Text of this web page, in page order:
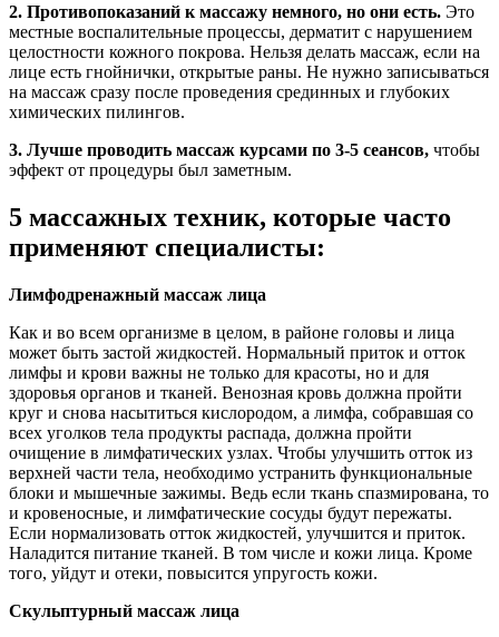
2. Противопоказаний к массажу немного, но они есть. Это
местные воспалительные процессы, дерматит с нарушением
целостности кожного покрова. Нельзя делать массаж, если на
лице есть гнойнички, открытые раны. Не нужно записываться
на массаж сразу после проведения срединных и глубоких
химических пилингов.
3. Лучше проводить массаж курсами по 3-5 сеансов, чтобы
эффект от процедуры был заметным.
5 массажных техник, которые часто
применяют специалисты:
Лимфодренажный массаж лица
Как и во всем организме в целом, в районе головы и лица
может быть застой жидкостей. Нормальный приток и отток
лимфы и крови важны не только для красоты, но и для
здоровья органов и тканей. Венозная кровь должна пройти
круг и снова насытиться кислородом, а лимфа, собравшая со
всех уголков тела продукты распада, должна пройти
очищение в лимфатических узлах. Чтобы улучшить отток из
верхней части тела, необходимо устранить функциональные
блоки и мышечные зажимы. Ведь если ткань спазмирована, то
и кровеносные, и лимфатические сосуды будут пережаты.
Если нормализовать отток жидкостей, улучшится и приток.
Наладится питание тканей. В том числе и кожи лица. Кроме
того, уйдут и отеки, повысится упругость кожи.
Скульптурный массаж лица